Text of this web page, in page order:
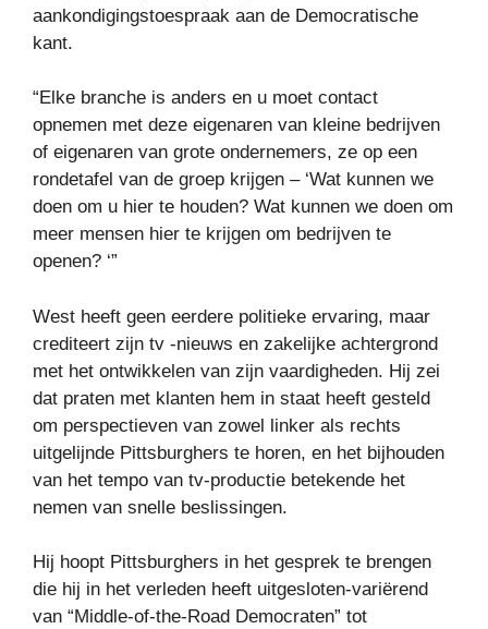
aankondigingstoespraak aan de Democratische
kant.
“Elke branche is anders en u moet contact
opnemen met deze eigenaren van kleine bedrijven
of eigenaren van grote ondernemers, ze op een
rondetafel van de groep krijgen – ‘Wat kunnen we
doen om u hier te houden? Wat kunnen we doen om
meer mensen hier te krijgen om bedrijven te
openen? ‘”
West heeft geen eerdere politieke ervaring, maar
crediteert zijn tv -nieuws en zakelijke achtergrond
met het ontwikkelen van zijn vaardigheden. Hij zei
dat praten met klanten hem in staat heeft gesteld
om perspectieven van zowel linker als rechts
uitgelijnde Pittsburghers te horen, en het bijhouden
van het tempo van tv-productie betekende het
nemen van snelle beslissingen.
Hij hoopt Pittsburghers in het gesprek te brengen
die hij in het verleden heeft uitgesloten-variërend
van “Middle-of-the-Road Democraten” tot